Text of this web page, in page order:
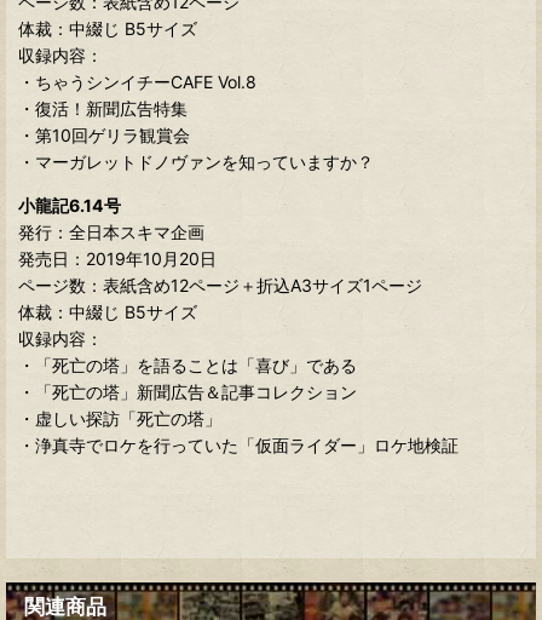
体裁：中綴じ B5サイズ
収録内容：
・ちゃうシンイチーCAFE Vol.8
・復活！新聞広告特集
・第10回ゲリラ観賞会
・マーガレットドノヴァンを知っていますか？
小龍記6.14号
発行：全日本スキマ企画
発売日：2019年10月20日
ページ数：表紙含め12ページ＋折込A3サイズ1ページ
体裁：中綴じ B5サイズ
収録内容：
・「死亡の塔」を語ることは「喜び」である
・「死亡の塔」新聞広告＆記事コレクション
・虚しい探訪「死亡の塔」
・浄真寺でロケを行っていた「仮面ライダー」ロケ地検証
関連商品